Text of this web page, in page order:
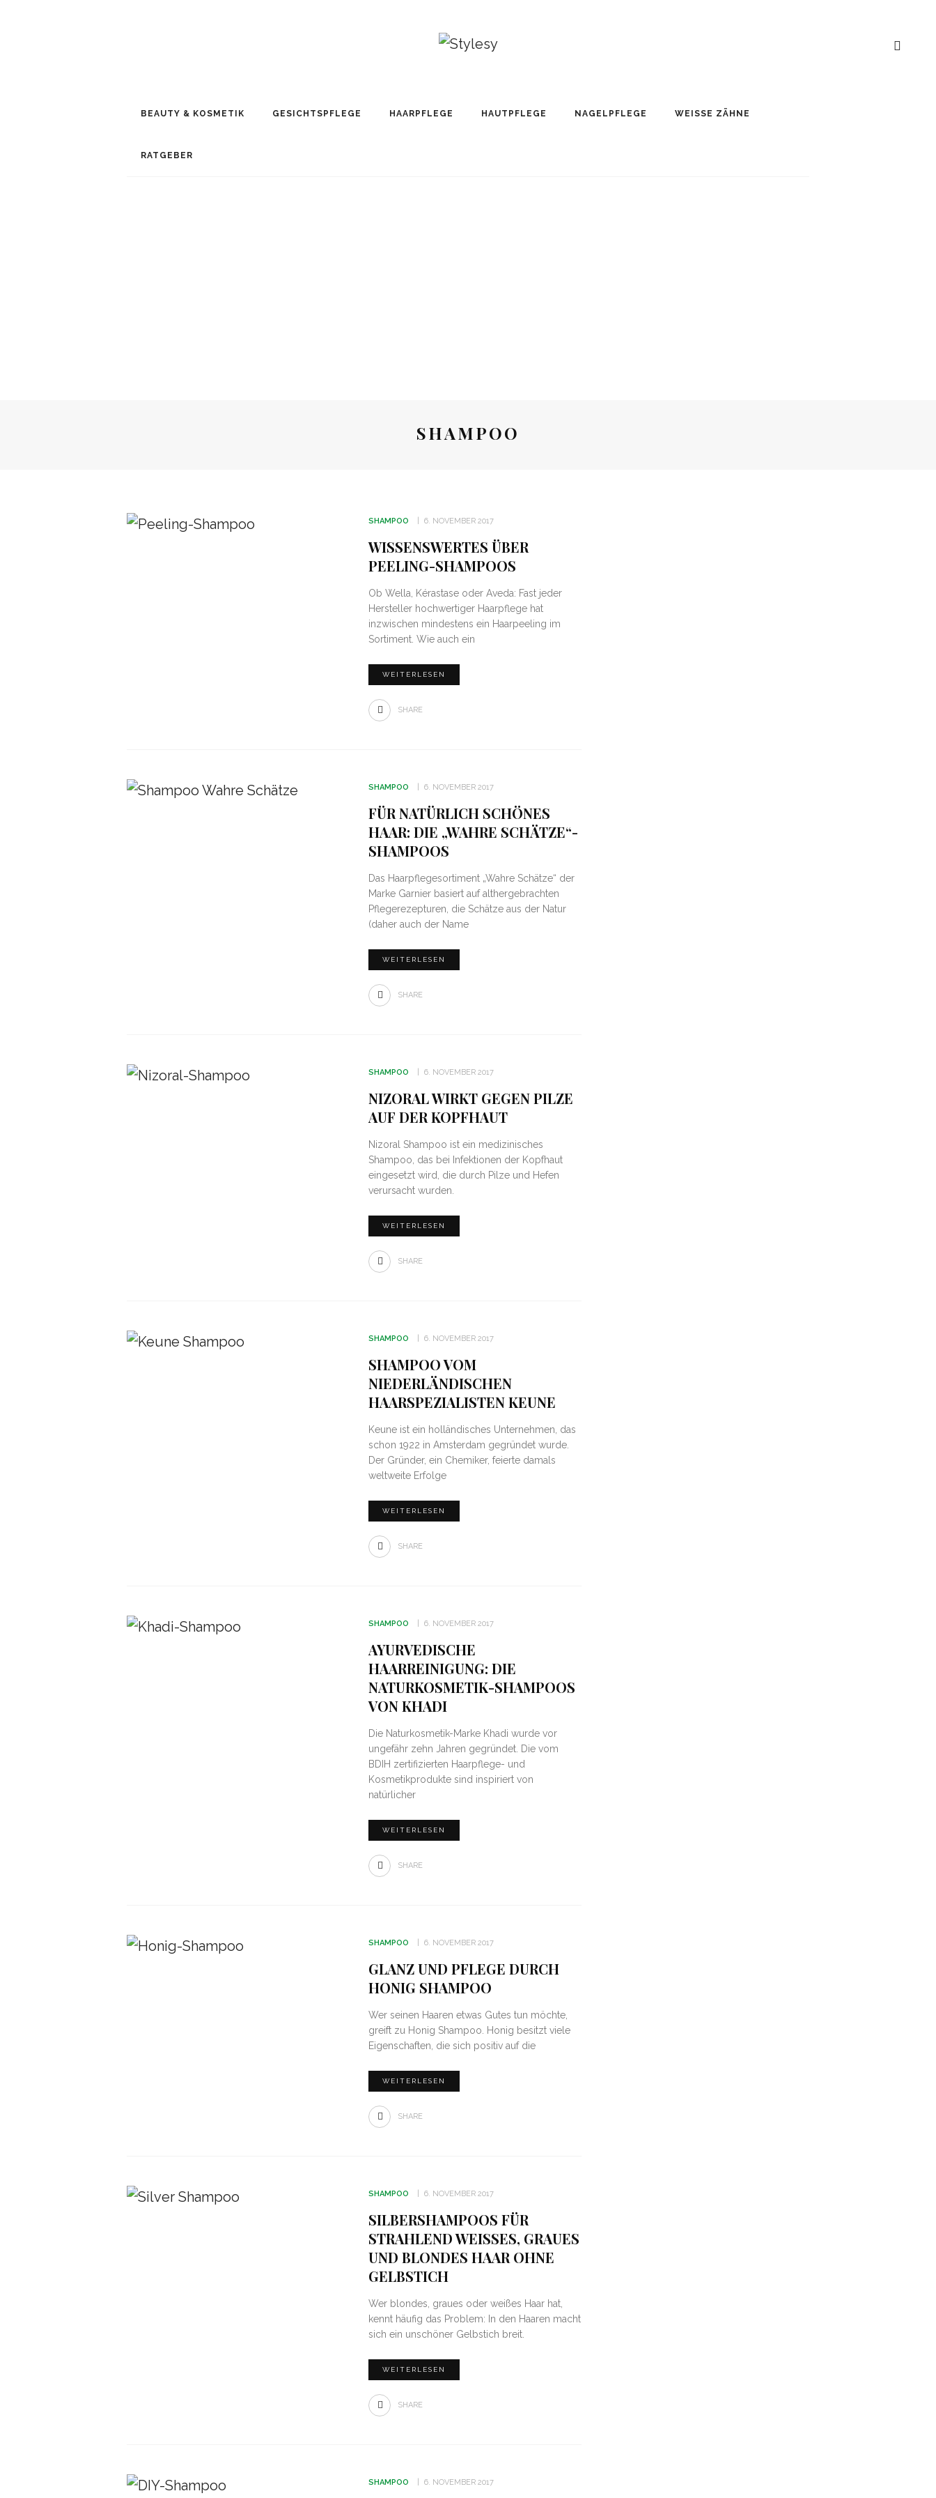
BEAUTY & KOSMETIK GESICHTSPFLEGE HAARPFLEGE HAUTPFLEGE NAGELPFLEGE WEISSE ZÄHNE
RATGEBER
SHAMPOO
SHAMPOO 6. NOVEMBER 2017
WISSENSWERTES ÜBER
PEELING-SHAMPOOS
Ob Wella, Kérastase oder Aveda: Fast jeder
Hersteller hochwertiger Haarpflege hat
inzwischen mindestens ein Haarpeeling im
Sortiment. Wie auch ein
WEITERLESEN
SHARE
SHAMPOO 6. NOVEMBER 2017
FÜR NATÜRLICH SCHÖNES
HAAR: DIE „WAHRE SCHÄTZE“-
SHAMPOOS
Das Haarpflegesortiment „Wahre Schätze“ der
Marke Garnier basiert auf althergebrachten
Pflegerezepturen, die Schätze aus der Natur
(daher auch der Name
WEITERLESEN
SHARE
SHAMPOO 6. NOVEMBER 2017
NIZORAL WIRKT GEGEN PILZE
AUF DER KOPFHAUT
Nizoral Shampoo ist ein medizinisches
Shampoo, das bei Infektionen der Kopfhaut
eingesetzt wird, die durch Pilze und Hefen
verursacht wurden.
WEITERLESEN
SHARE
SHAMPOO 6. NOVEMBER 2017
SHAMPOO VOM
NIEDERLÄNDISCHEN
HAARSPEZIALISTEN KEUNE
Keune ist ein holländisches Unternehmen, das
schon 1922 in Amsterdam gegründet wurde.
Der Gründer, ein Chemiker, feierte damals
weltweite Erfolge
WEITERLESEN
SHARE
SHAMPOO 6. NOVEMBER 2017
AYURVEDISCHE
HAARREINIGUNG: DIE
NATURKOSMETIK-SHAMPOOS
VON KHADI
Die Naturkosmetik-Marke Khadi wurde vor
ungefähr zehn Jahren gegründet. Die vom
BDIH zertifizierten Haarpflege- und
Kosmetikprodukte sind inspiriert von
natürlicher
WEITERLESEN
SHARE
SHAMPOO 6. NOVEMBER 2017
GLANZ UND PFLEGE DURCH
HONIG SHAMPOO
Wer seinen Haaren etwas Gutes tun möchte,
greift zu Honig Shampoo. Honig besitzt viele
Eigenschaften, die sich positiv auf die
WEITERLESEN
SHARE
SHAMPOO 6. NOVEMBER 2017
SILBERSHAMPOOS FÜR
STRAHLEND WEISSES, GRAUES U
ND BLONDES HAAR OHNE G
ELBSTICH
Wer blondes, graues oder weißes Haar hat,
kennt häufig das Problem: In den Haaren macht
sich ein unschöner Gelbstich breit.
WEITERLESEN
SHARE
SHAMPOO 6. NOVEMBER 2017